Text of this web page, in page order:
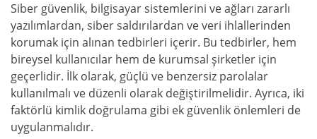
Siber güvenlik, bilgisayar sistemlerini ve ağları zararlı
yazılımlardan, siber saldırılardan ve veri ihlallerinden
korumak için alınan tedbirleri içerir. Bu tedbirler, hem
bireysel kullanıcılar hem de kurumsal şirketler için
geçerlidir. İlk olarak, güçlü ve benzersiz parolalar
kullanılmalı ve düzenli olarak değiştirilmelidir. Ayrıca, iki
faktörlü kimlik doğrulama gibi ek güvenlik önlemleri de
uygulanmalıdır.